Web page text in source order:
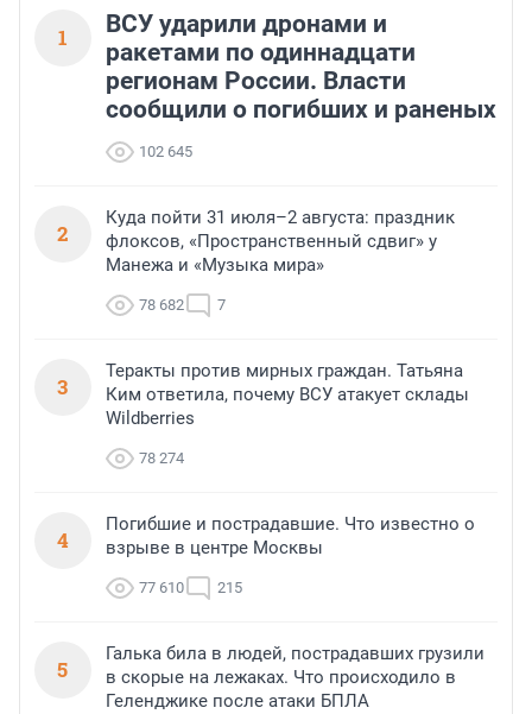
1
ВСУ ударили дронами и
ракетами по одиннадцати
регионам России. Власти
сообщили о погибших и раненых
102 645
2
Куда пойти 31 июля–2 августа: праздник
флоксов, «Пространственный сдвиг» у
Манежа и «Музыка мира»
78 682 7
3
Теракты против мирных граждан. Татьяна
Ким ответила, почему ВСУ атакует склады
Wildberries
78 274
4
Погибшие и пострадавшие. Что известно о
взрыве в центре Москвы
77 610 215
5
Галька била в людей, пострадавших грузили
в скорые на лежаках. Что происходило в
Геленджике после атаки БПЛА